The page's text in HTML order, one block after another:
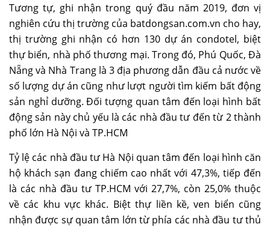
Tương tự, ghi nhận trong quý đầu năm 2019, đơn vị
nghiên cứu thị trường của batdongsan.com.vn cho hay,
thị trường ghi nhận có hơn 130 dự án condotel, biệt
thự biển, nhà phố thương mại. Trong đó, Phú Quốc, Đà
Nẵng và Nhà Trang là 3 địa phương dẫn đầu cả nước về
số lượng dự án cũng như lượt người tìm kiếm bất động
sản nghỉ dưỡng. Đối tượng quan tâm đến loại hình bất
động sản này chủ yếu là các nhà đầu tư đến từ 2 thành
phố lớn Hà Nội và TP.HCM
Tỷ lệ các nhà đầu tư Hà Nội quan tâm đến loại hình căn
hộ khách sạn đang chiếm cao nhất với 47,3%, tiếp đến
là các nhà đầu tư TP.HCM với 27,7%, còn 25,0% thuộc
về các khu vực khác. Biệt thự liền kề, ven biển cũng
nhận được sự quan tâm lớn từ phía các nhà đầu tư thủ